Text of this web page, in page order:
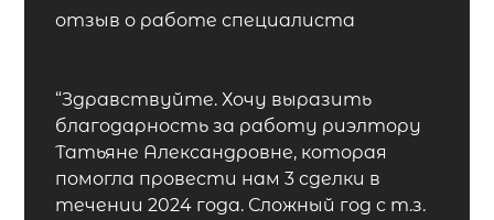
отзыв о работе специалиста
“Здравствуйте. Хочу выразить
благодарность за работу риэлтору
Татьяне Александровне, которая
помогла провести нам 3 сделки в
течении 2024 года. Сложный год с т.з.